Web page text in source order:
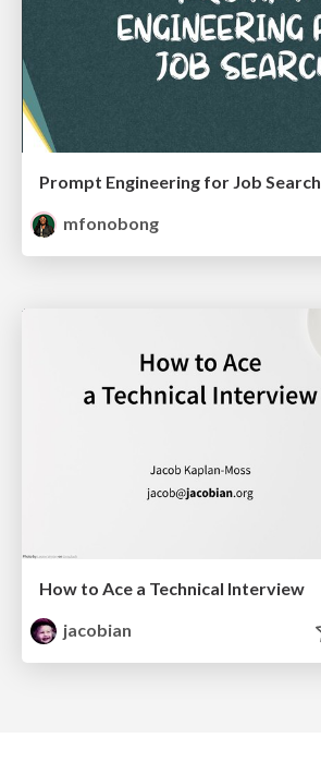
Prompt Engineering for Job Search
mfonobong
How to Ace a Technical Interview
jacobian